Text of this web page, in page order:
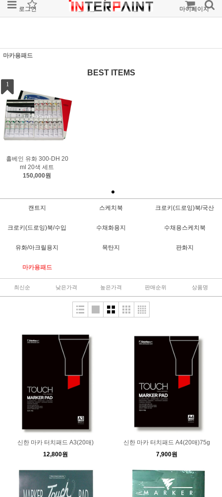
로그인 회원가입 주문조회 마이페이지
마카용패드
BEST ITEMS
1
홀베인 유화 300-DH 20
ml 20색 세트
150,000원
캔트지 스케치북 크로키(드로잉)북/국산
크로키(드로잉)북/수입 수채화용지 수채용스케치북
유화/아크릴용지 목탄지 판화지
마카용패드
최신순 낮은가격 높은가격 판매순위 상품명
신한 마카 터치패드 A3(20매)
12,800원
신한 마카 터치패드 A4(20매)75g
7,900원